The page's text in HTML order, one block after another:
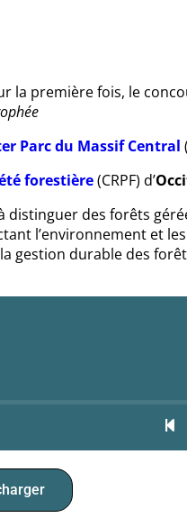
la première fois, le
Parc du Massif Central
forestière(CRPF) d’
distinguer des forêts
l’environnement et
gestion durable des